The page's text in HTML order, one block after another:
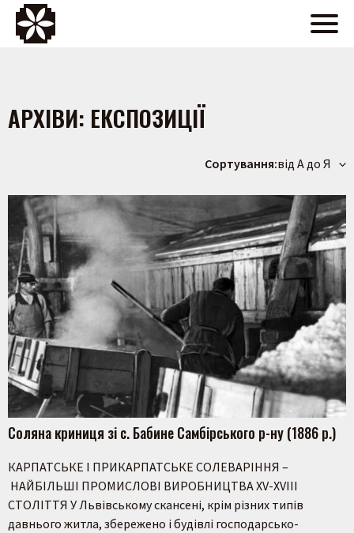
АРХІВИ: ЕКСПОЗИЦІЇ
Сортування:від А до Я
Соляна криниця зі с. Бабине Самбірського р-ну (1886 р.)
КАРПАТСЬКЕ І ПРИКАРПАТСЬКЕ СОЛЕВАРІННЯ –
НАЙБІЛЬШІ ПРОМИСЛОВІ ВИРОБНИЦТВА ХV-ХVІІІ
СТОЛІТТЯ У Львівському скансені, крім різних типів
давнього житла, збережено і будівлі господарсько-